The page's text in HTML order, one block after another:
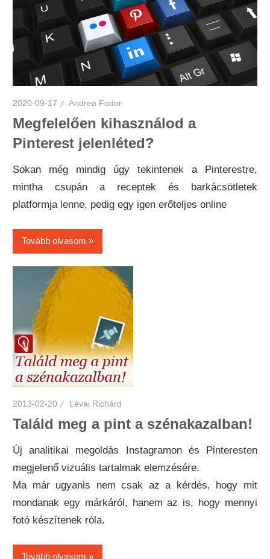
2020-09-17 Andrea Fodor
Megfelelően kihasználod a
Pinterest jelenléted?
Sokan még mindig úgy tekintenek a Pinterestre,
mintha csupán a receptek és barkácsötletek
platformja lenne, pedig egy igen erőteljes online
Tovább olvasom
2013-02-20 Lévai Richárd
Találd meg a pint a szénakazalban!
Új analitikai megoldás Instagramon és Pinteresten
megjelenő vizuális tartalmak elemzésére.
Ma már ugyanis nem csak az a kérdés, hogy mit
mondanak egy márkáról, hanem az is, hogy mennyi
fotó készítenek róla.
Tovább olvasom